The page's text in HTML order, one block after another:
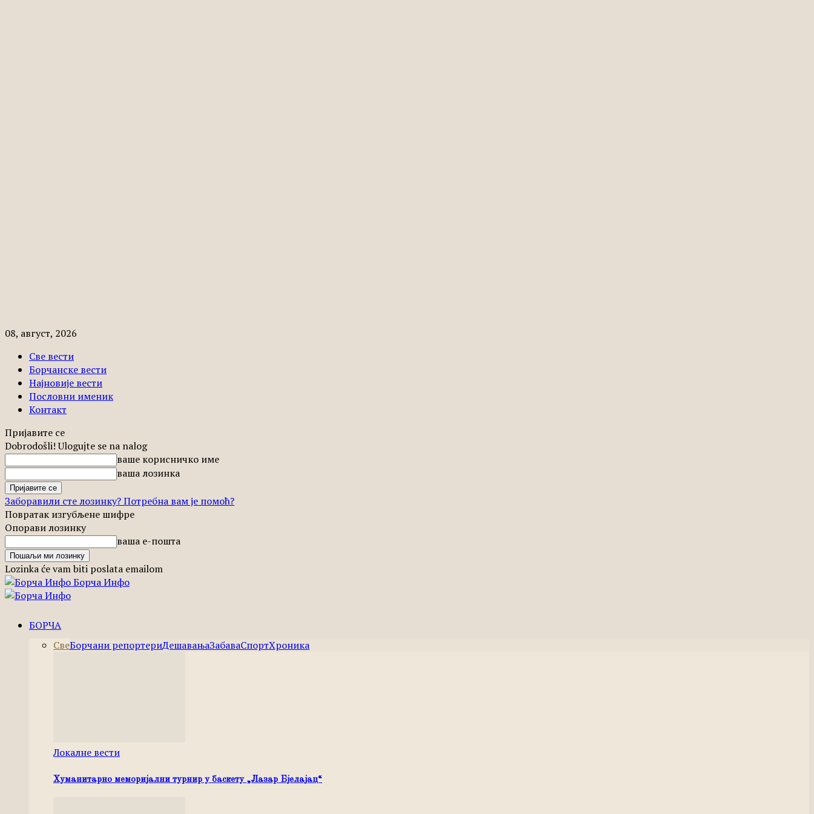
08, август, 2026
Све вести
Борчанске вести
Најновије вести
Пословни именик
Контакт
Пријавите се
Dobrodošli! Ulogujte se na nalog
ваше корисничко име
ваша лозинка
Заборавили сте лозинку? Потребна вам је помоћ?
Повратак изгубљене шифре
Опорави лозинку
ваша е-пошта
Lozinka će vam biti poslata emailom
Борча Инфо
БОРЧА
СвеБорчани репортериДешавањаЗабаваСпортХроника
Локалне вести
Хуманитарно меморијални турнир у баскету „Лазар Бјелајац“